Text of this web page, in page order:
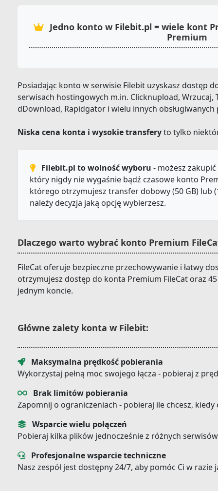
Jedno konto w Filebit.pl = wiele kont
Premium
Posiadając konto w serwisie Filebit uzyskasz dostęp
serwisach hostingowych m.in. Clicknupload, Wrzucaj,
dDownload, Rapidgator i wielu innych
Niska cena konta i wysokie transferyto tylko
Filebit.pl to wolność wyboru - możesz
który nigdy nie wygaśnie bądź czasowe konto
którego otrzymujesz transfer dobowy (50 GB) lub
należy decyzja jaką opcję wybierzesz.
Dlaczego warto wybrać konto Premium
FileCat oferuje bezpieczne przechowywanie i łatwy
otrzymujesz dostęp do konta Premium FileCat oraz
jednym koncie.
Główne zalety konta w Filebit:
Maksymalna prędkość pobierania
Wykorzystaj pełną moc swojego łącza - pobieraj z
Brak limitów pobierania
Zapomnij o ograniczeniach - pobieraj ile chcesz,
Wsparcie wielu połączeń
Pobieraj kilka plików jednocześnie z różnych
Profesjonalne wsparcie techniczne
Nasz zespół jest dostępny 24/7, aby pomóc Ci w